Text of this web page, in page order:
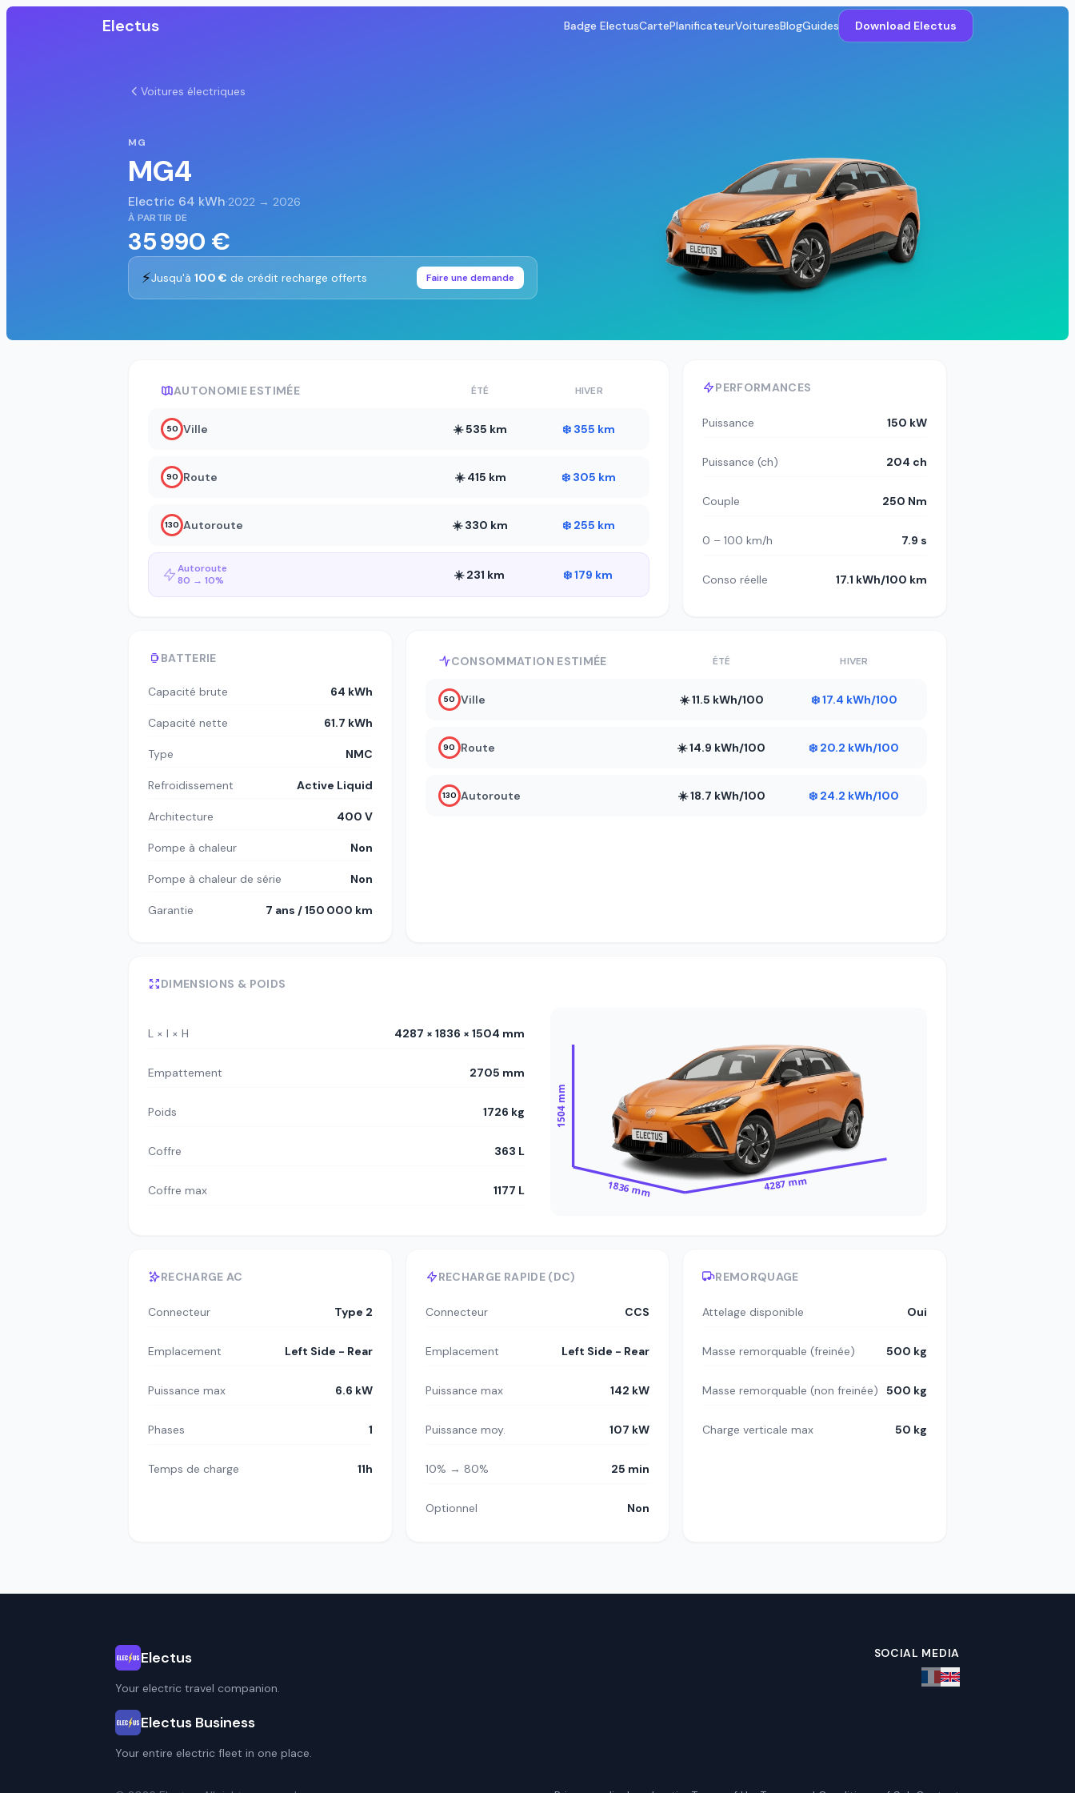
Electus Badge ElectusCartePlanificateurVoituresBlogGuides Download Electus
Voitures électriques
MG
MG4
Electric 64 kWh·2022 → 2026
À PARTIR DE
35 990 €
⚡Jusqu'à 100 € de crédit recharge offerts Faire une demande
AUTONOMIE ESTIMÉE ÉTÉ HIVER
50 Ville ☀️ 535 km ❄️ 355 km
90 Route ☀️ 415 km ❄️ 305 km
130 Autoroute ☀️ 330 km ❄️ 255 km
Autoroute
80 → 10%
☀️ 231 km ❄️ 179 km
PERFORMANCES
Puissance 150 kW
Puissance (ch) 204 ch
Couple 250 Nm
0 – 100 km/h 7.9 s
Conso réelle 17.1 kWh/100 km
BATTERIE
Capacité brute 64 kWh
Capacité nette 61.7 kWh
Type NMC
Refroidissement Active Liquid
Architecture 400 V
Pompe à chaleur Non
Pompe à chaleur de série Non
Garantie 7 ans / 150 000 km
CONSOMMATION ESTIMÉE ÉTÉ HIVER
50 Ville ☀️ 11.5 kWh/100 ❄️ 17.4 kWh/100
90 Route ☀️ 14.9 kWh/100 ❄️ 20.2 kWh/100
130 Autoroute ☀️ 18.7 kWh/100 ❄️ 24.2 kWh/100
DIMENSIONS & POIDS
L × l × H 4287 × 1836 × 1504 mm
Empattement 2705 mm
Poids 1726 kg
Coffre 363 L
Coffre max 1177 L
1504 mm
1836 mm 4287 mm
RECHARGE AC
Connecteur Type 2
Emplacement Left Side - Rear
Puissance max 6.6 kW
Phases 1
Temps de charge 11h
RECHARGE RAPIDE (DC)
Connecteur CCS
Emplacement Left Side - Rear
Puissance max 142 kW
Puissance moy. 107 kW
10% → 80% 25 min
Optionnel Non
REMORQUAGE
Attelage disponible Oui
Masse remorquable (freinée) 500 kg
Masse remorquable (non freinée) 500 kg
Charge verticale max 50 kg
Electus
Your electric travel companion.
Electus Business
Your entire electric fleet in one place.
SOCIAL MEDIA